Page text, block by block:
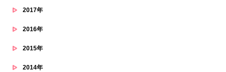
2017年
2016年
2015年
2014年